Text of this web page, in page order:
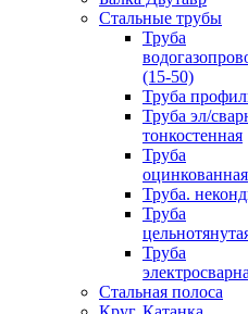
Стальные трубы
Труба
(15-50)
Труба
Труба эл/
тонкостенная
Труба
оцинкованная
Труба.
Труба
Труба
Стальная полоса